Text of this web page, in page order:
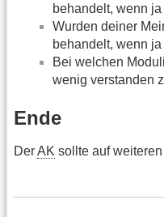
behandelt, wenn
Wurden deiner
behandelt, wenn
Bei welchen
wenig verstanden
Ende
DerAK sollte auf